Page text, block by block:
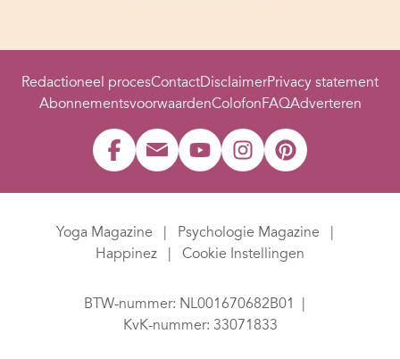
Redactioneel procesContactDisclaimerPrivacy statement
AbonnementsvoorwaardenColofonFAQAdverteren
Yoga Magazine
Psychologie Magazine
Happinez
Cookie Instellingen
BTW-nummer: NL001670682B01
KvK-nummer: 33071833